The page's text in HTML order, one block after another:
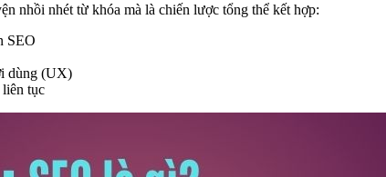
nhồi nhét từ khóa mà là chiến lược tổng thể kết hợp:
SEO
dùng (UX)
tục